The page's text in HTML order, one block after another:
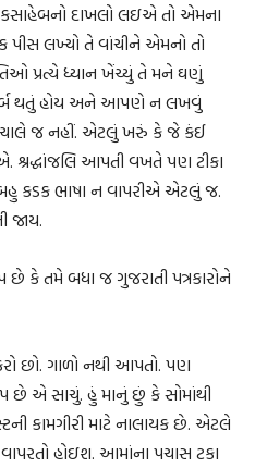
દાખલો લઇએ તો એમના
લખ્યો તે વાંચીને એમનો તો
પ્રત્યે ધ્યાન ખેંચ્યું તે મને ઘણું
થતું હોય અને આપણે ન લખવું
જ નહીં. એટલું ખરું કે જે કંઈ
શ્રદ્ધાંજલિ આપતી વખતે પણ ટીકા
કડક ભાષા ન વાપરીએ એટલું જ.
જાય.
કે તમે બધા જ ગુજરાતી પત્રકારોને
છો. ગાળો નથી આપતો. પણ
એ સાચું. હું માનું છું કે સોમાંથી
કામગીરી માટે નાલાયક છે. એટલે
હોઇશ. આમાંના પચાસ ટકા